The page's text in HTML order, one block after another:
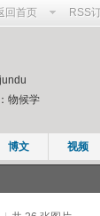
回首页 RSS
物候学
博文 视频